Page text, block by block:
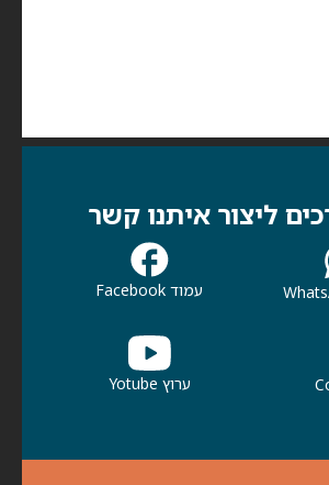
ליצור איתנו קשר
עמוד Facebook
ערוץ Yotube